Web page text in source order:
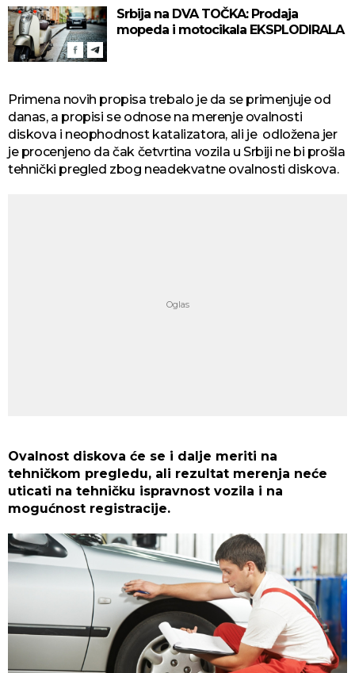
Srbija na DVA TOČKA: Prodaja
mopeda i motocikala EKSPLODIRALA
Primena novih propisa trebalo je da se primenjuje od
danas, a propisi se odnose na merenje ovalnosti
diskova i neophodnost katalizatora, ali je odložena jer
je procenjeno da čak četvrtina vozila u Srbiji ne bi prošla
tehnički pregled zbog neadekvatne ovalnosti diskova.
Ovalnost diskova će se i dalje meriti na
tehničkom pregledu, ali rezultat merenja neće
uticati na tehničku ispravnost vozila i na
mogućnost registracije.